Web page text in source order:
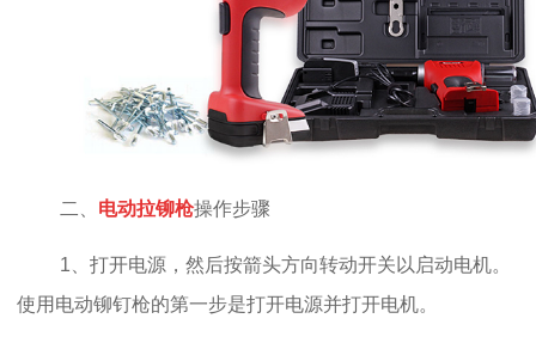
二、 电动拉铆枪操作步骤
1、打开电源，然后按箭头方向转动开关以启动电机。
使用电动铆钉枪的第一步是打开电源并打开电机。